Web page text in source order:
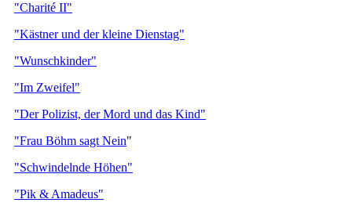
"Charité II"
"Kästner und der kleine Dienstag"
"Wunschkinder"
"Im Zweifel"
"Der Polizist, der Mord und das Kind"
"Frau Böhm sagt Nein"
"Schwindelnde Höhen"
"Pik & Amadeus"